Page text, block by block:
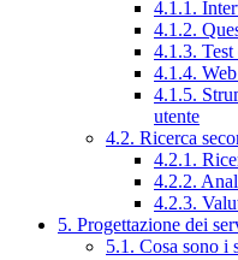
4.1.1.
4.1.2.
4.1.3.
4.1.4.
4.1.5.
utente
4.2. Ricerca
4.2.1.
4.2.2.
4.2.3.
5. Progettazione dei
5.1. Cosa sono i